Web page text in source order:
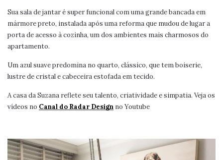
Sua sala de jantar é super funcional com uma grande bancada em
mármore preto, instalada após uma reforma que mudou de lugar a
porta de acesso à cozinha, um dos ambientes mais charmosos do
apartamento.
Um azul suave predomina no quarto, clássico, que tem boiserie,
lustre de cristal e cabeceira estofada em tecido.
A casa da Suzana reflete seu talento, criatividade e simpatia. Veja os
vídeos no Canal do Radar Design no Youtube